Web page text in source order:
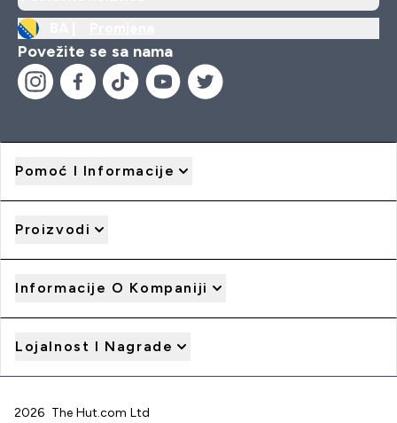
Povežite se sa nama
Pomoć I Informacije
Proizvodi
Informacije O Kompaniji
Lojalnost I Nagrade
2026 The Hut.com Ltd